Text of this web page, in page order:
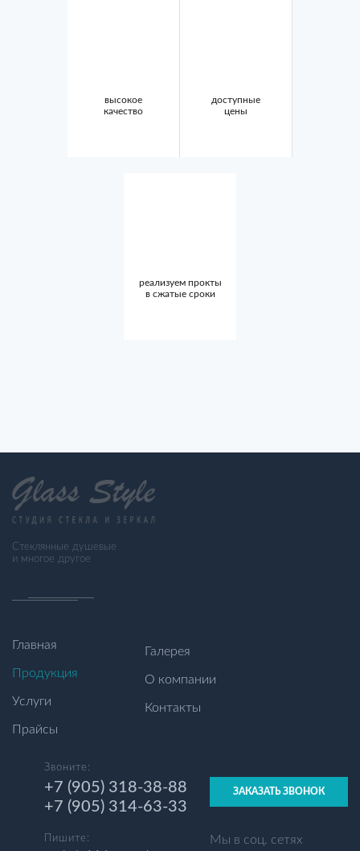
высокое
качество
доступные
цены
реализуем прокты
в сжатые сроки
Стеклянные душевые
и многое другое
Главная
Продукция
Услуги
Прайсы
Галерея
О компании
Контакты
Звоните:
+7 (905) 318-38-88
+7 (905) 314-63-33
Пишите:
ЗАКАЗАТЬ ЗВОНОК
Мы в соц. сетях